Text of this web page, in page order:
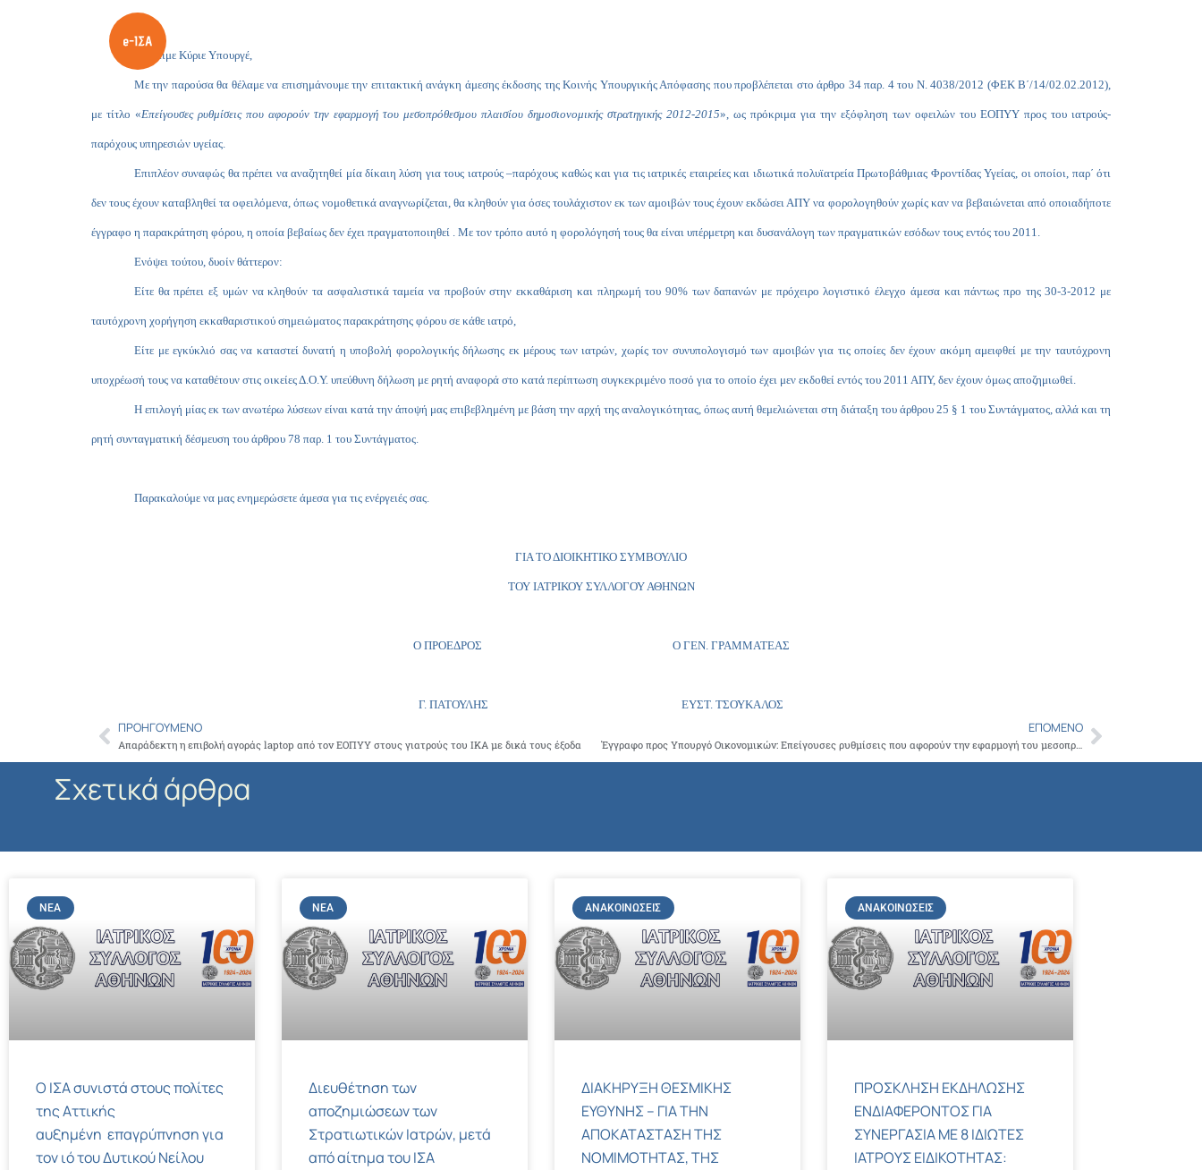
Αξιότιμε Κύριε Υπουργέ,
Με την παρούσα θα θέλαμε να επισημάνουμε την επιτακτική ανάγκη άμεσης έκδοσης της Κοινής Υπουργικής Απόφασης που προβλέπεται στο άρθρο 34 παρ. 4 του Ν. 4038/2012 (ΦΕΚ Β΄/14/02.02.2012),
με τίτλο «Επείγουσες ρυθμίσεις που αφορούν την εφαρμογή του μεσοπρόθεσμου πλαισίου δημοσιονομικής στρατηγικής 2012-2015», ως πρόκριμα για την εξόφληση των οφειλών του ΕΟΠΥΥ προς του ιατρούς-
παρόχους υπηρεσιών υγείας.
Επιπλέον συναφώς θα πρέπει να αναζητηθεί μία δίκαιη λύση για τους ιατρούς –παρόχους καθώς και για τις ιατρικές εταιρείες και ιδιωτικά πολυϊατρεία Πρωτοβάθμιας Φροντίδας Υγείας, οι οποίοι, παρ΄ ότι
δεν τους έχουν καταβληθεί τα οφειλόμενα, όπως νομοθετικά αναγνωρίζεται, θα κληθούν για όσες τουλάχιστον εκ των αμοιβών τους έχουν εκδώσει ΑΠΥ να φορολογηθούν χωρίς καν να βεβαιώνεται από οποιαδήποτε
έγγραφο η παρακράτηση φόρου, η οποία βεβαίως δεν έχει πραγματοποιηθεί . Με τον τρόπο αυτό η φορολόγησή τους θα είναι υπέρμετρη και δυσανάλογη των πραγματικών εσόδων τους εντός του 2011.
Ενόψει τούτου, δυοίν θάττερον:
Είτε θα πρέπει εξ υμών να κληθούν τα ασφαλιστικά ταμεία να προβούν στην εκκαθάριση και πληρωμή του 90% των δαπανών με πρόχειρο λογιστικό έλεγχο άμεσα και πάντως προ της 30-3-2012 με
ταυτόχρονη χορήγηση εκκαθαριστικού σημειώματος παρακράτησης φόρου σε κάθε ιατρό,
Είτε με εγκύκλιό σας να καταστεί δυνατή η υποβολή φορολογικής δήλωσης εκ μέρους των ιατρών, χωρίς τον συνυπολογισμό των αμοιβών για τις οποίες δεν έχουν ακόμη αμειφθεί με την ταυτόχρονη
υποχρέωσή τους να καταθέτουν στις οικείες Δ.Ο.Υ. υπεύθυνη δήλωση με ρητή αναφορά στο κατά περίπτωση συγκεκριμένο ποσό για το οποίο έχει μεν εκδοθεί εντός του 2011 ΑΠΥ, δεν έχουν όμως αποζημιωθεί.
Η επιλογή μίας εκ των ανωτέρω λύσεων είναι κατά την άποψή μας επιβεβλημένη με βάση την αρχή της αναλογικότητας, όπως αυτή θεμελιώνεται στη διάταξη του άρθρου 25 § 1 του Συντάγματος, αλλά και τη
ρητή συνταγματική δέσμευση του άρθρου 78 παρ. 1 του Συντάγματος.
Παρακαλούμε να μας ενημερώσετε άμεσα για τις ενέργειές σας.
ΓΙΑ ΤΟ ΔΙΟΙΚΗΤΙΚΟ ΣΥΜΒΟΥΛΙΟ
ΤΟΥ ΙΑΤΡΙΚΟΥ ΣΥΛΛΟΓΟΥ ΑΘΗΝΩΝ
Ο ΠΡΟΕΔΡΟΣ Ο ΓΕΝ. ΓΡΑΜΜΑΤΕΑΣ
Γ. ΠΑΤΟΥΛΗΣ ΕΥΣΤ. ΤΣΟΥΚΑΛΟΣ
Prev
ΠΡΟΗΓΟΎΜΕΝΟ
Απαράδεκτη η επιβολή αγοράς laptop από τον ΕΟΠΥΥ στους γιατρούς του ΙΚΑ με δικά τους έξοδα
ΕΠΌΜΕΝΟ
Έγγραφο προς Υπουργό Οικονομικών: Επείγουσες ρυθμίσεις που αφορούν την εφαρμογή του μεσοπρόθεσμου πλαισίου δημοσιονομικής στρατηγικής 2012-2015Next
Σχετικά άρθρα
ΝΈΑ
Ο ΙΣΑ συνιστά στους πολίτες
της Αττικής
αυξημένη επαγρύπνηση για
τον ιό του Δυτικού Νείλου
ΝΈΑ
Διευθέτηση των
αποζημιώσεων των
Στρατιωτικών Ιατρών, μετά
από αίτημα του ΙΣΑ
ΑΝΑΚΟΙΝΏΣΕΙΣ
ΔΙΑΚΗΡΥΞΗ ΘΕΣΜΙΚΗΣ
ΕΥΘΥΝΗΣ – ΓΙΑ ΤΗΝ
ΑΠΟΚΑΤΑΣΤΑΣΗ ΤΗΣ
ΝΟΜΙΜΟΤΗΤΑΣ, ΤΗΣ
ΑΝΑΚΟΙΝΏΣΕΙΣ
ΠΡΟΣΚΛΗΣΗ ΕΚΔΗΛΩΣΗΣ
ΕΝΔΙΑΦΕΡΟΝΤΟΣ ΓΙΑ
ΣΥΝΕΡΓΑΣΙΑ ΜΕ 8 ΙΔΙΩΤΕΣ
ΙΑΤΡΟΥΣ ΕΙΔΙΚΟΤΗΤΑΣ: